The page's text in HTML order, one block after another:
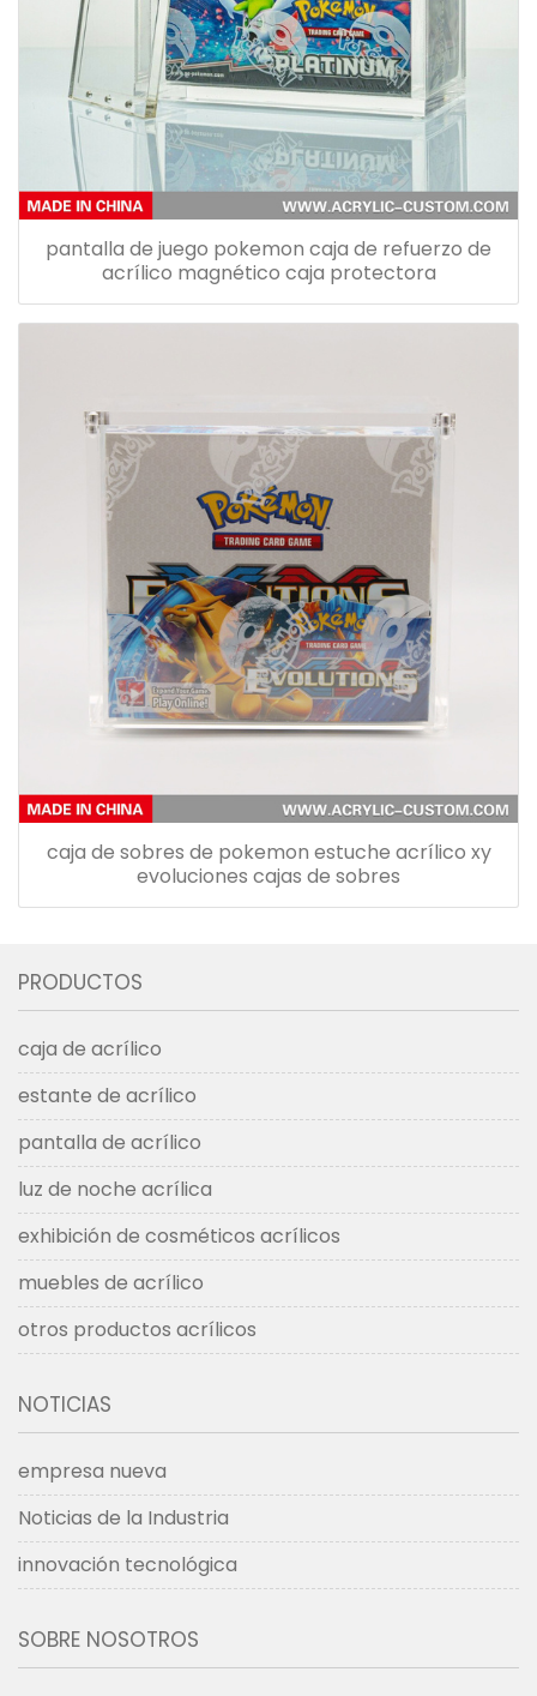
pantalla de juego pokemon caja de refuerzo de
acrílico magnético caja protectora
caja de sobres de pokemon estuche acrílico xy
evoluciones cajas de sobres
PRODUCTOS
caja de acrílico
estante de acrílico
pantalla de acrílico
luz de noche acrílica
exhibición de cosméticos acrílicos
muebles de acrílico
otros productos acrílicos
NOTICIAS
empresa nueva
Noticias de la Industria
innovación tecnológica
SOBRE NOSOTROS